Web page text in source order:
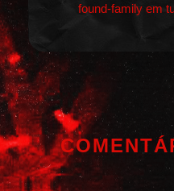
found-family em